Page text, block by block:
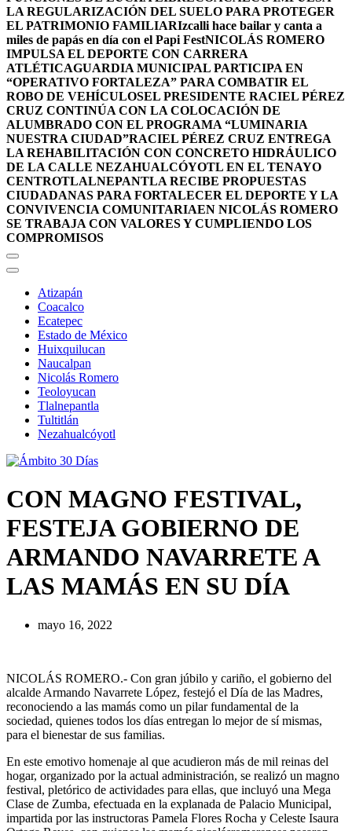
LA REGULARIZACIÓN DEL SUELO PARA PROTEGER
EL PATRIMONIO FAMILIARIzcalli hace bailar y canta a
miles de papás en día con el Papi FestNICOLÁS ROMERO
IMPULSA EL DEPORTE CON CARRERA
ATLÉTICAGUARDIA MUNICIPAL PARTICIPA EN
“OPERATIVO FORTALEZA” PARA COMBATIR EL
ROBO DE VEHÍCULOSEL PRESIDENTE RACIEL PÉREZ
CRUZ CONTINÚA CON LA COLOCACIÓN DE
ALUMBRADO CON EL PROGRAMA “LUMINARIA
NUESTRA CIUDAD”RACIEL PÉREZ CRUZ ENTREGA
LA REHABILITACIÓN CON CONCRETO HIDRÁULICO
DE LA CALLE NEZAHUALCÓYOTL EN EL TENAYO
CENTROTLALNEPANTLA RECIBE PROPUESTAS
CIUDADANAS PARA FORTALECER EL DEPORTE Y LA
CONVIVENCIA COMUNITARIAEN NICOLÁS ROMERO
SE TRABAJA CON VALORES Y CUMPLIENDO LOS
COMPROMISOS
Atizapán
Coacalco
Ecatepec
Estado de México
Huixquilucan
Naucalpan
Nicolás Romero
Teoloyucan
Tlalnepantla
Tultitlán
Nezahualcóyotl
CON MAGNO FESTIVAL,
FESTEJA GOBIERNO DE
ARMANDO NAVARRETE A
LAS MAMÁS EN SU DÍA
mayo 16, 2022
NICOLÁS ROMERO.- Con gran júbilo y cariño, el gobierno del
alcalde Armando Navarrete López, festejó el Día de las Madres,
reconociendo a las mamás como un pilar fundamental de la
sociedad, quienes todos los días entregan lo mejor de sí mismas,
para el bienestar de sus familias.
En este emotivo homenaje al que acudieron más de mil reinas del
hogar, organizado por la actual administración, se realizó un magno
festival, pletórico de actividades para ellas, que incluyó una Mega
Clase de Zumba, efectuada en la explanada de Palacio Municipal,
impartida por las instructoras Pamela Flores Rocha y Celeste Isaura